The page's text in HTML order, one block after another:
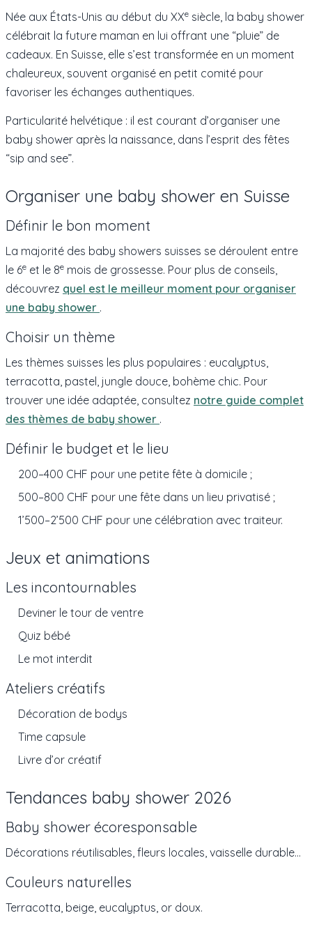
Née aux États-Unis au début du XXe siècle, la baby shower
célébrait la future maman en lui offrant une “pluie” de
cadeaux. En Suisse, elle s’est transformée en un moment
chaleureux, souvent organisé en petit comité pour
favoriser les échanges authentiques.
Particularité helvétique : il est courant d’organiser une
baby shower après la naissance, dans l’esprit des fêtes
“sip and see”.
Organiser une baby shower en Suisse
Définir le bon moment
La majorité des baby showers suisses se déroulent entre
le 6e et le 8e mois de grossesse. Pour plus de conseils,
découvrez quel est le meilleur moment pour organiser
une baby shower .
Choisir un thème
Les thèmes suisses les plus populaires : eucalyptus,
terracotta, pastel, jungle douce, bohème chic. Pour
trouver une idée adaptée, consultez notre guide complet
des thèmes de baby shower .
Définir le budget et le lieu
200–400 CHF pour une petite fête à domicile ;
500–800 CHF pour une fête dans un lieu privatisé ;
1’500–2’500 CHF pour une célébration avec traiteur.
Jeux et animations
Les incontournables
Deviner le tour de ventre
Quiz bébé
Le mot interdit
Ateliers créatifs
Décoration de bodys
Time capsule
Livre d’or créatif
Tendances baby shower 2026
Baby shower écoresponsable
Décorations réutilisables, fleurs locales, vaisselle durable…
Couleurs naturelles
Terracotta, beige, eucalyptus, or doux.